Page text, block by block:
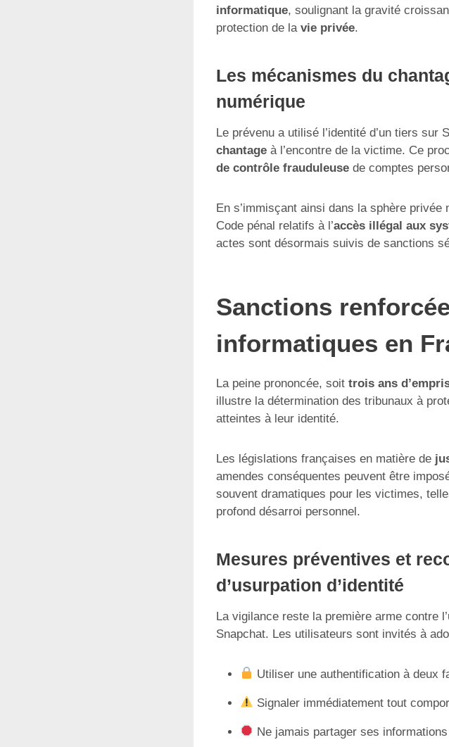
informatique, soulignant la gravité
protection de la vie privée.
Les mécanismes du
numérique
Le prévenu a utilisé l’identité d’un tiers
chantage à l’encontre de la victime. Ce
de contrôle frauduleuse de comptes
En s’immisçant ainsi dans la sphère
Code pénal relatifs à l’accès illégal aux
actes sont désormais suivis de sanctions
Sanctions
informatiques en
La peine prononcée, soit trois ans
illustre la détermination des tribunaux à
atteintes à leur identité.
Les législations françaises en matière de
amendes conséquentes peuvent être
souvent dramatiques pour les victimes,
profond désarroi personnel.
Mesures préventives et
d’usurpation d’identité
La vigilance reste la première arme contre l’
Snapchat. Les utilisateurs sont invités à
Utiliser une authentification à deux
Signaler immédiatement tout
Ne jamais partager ses